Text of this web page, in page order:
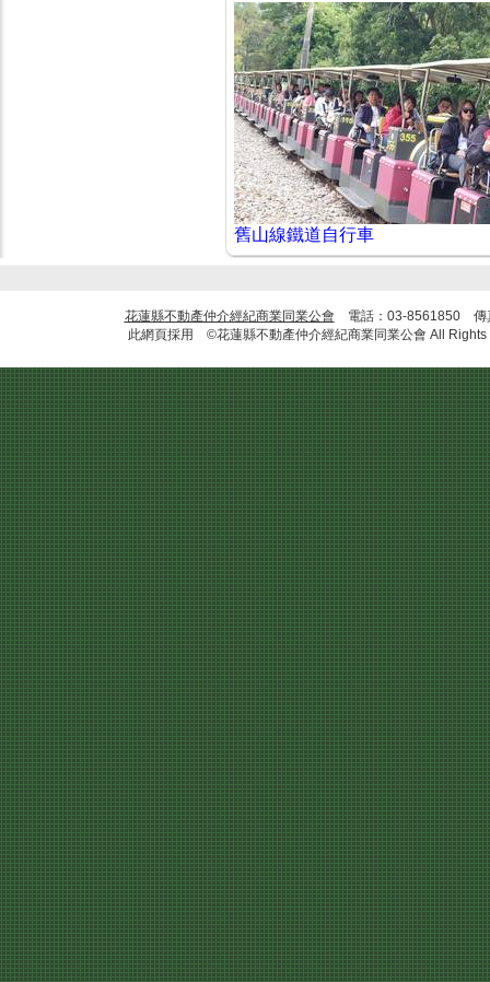
舊山線鐵道自行車
花蓮縣不動產仲介經紀商業同業公會 電話：03-8561850 傳
此網頁採用 ©花蓮縣不動產仲介經紀商業同業公會 All Rights